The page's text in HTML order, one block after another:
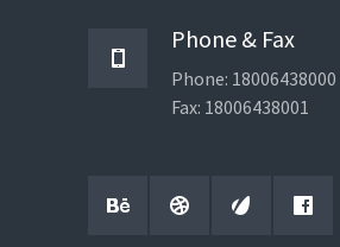
07
Aliquam placerat
non tempor
06
Etiam augue erat
Phone & Fax
Phone: 18006438000
Fax: 18006438001